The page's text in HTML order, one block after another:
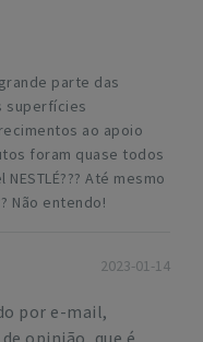
parte das
superfícies
ao apoio
foram quase todos
NESTLÉ??? Até mesmo
Não entendo!
2023-01-14
por e-mail,
opinião, que é